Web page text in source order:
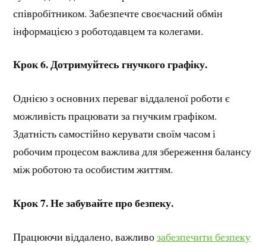
співробітником. Забезпечте своєчасний обмін
інформацією з роботодавцем та колегами.
Крок 6. Дотримуйтесь гнучкого графіку.
Однією з основних переваг віддаленої роботи є
можливість працювати за гнучким графіком.
Здатність самостійно керувати своїм часом і
робочим процесом важлива для збереження балансу
між роботою та особистим життям.
Крок 7. Не забувайте про безпеку.
Працюючи віддалено, важливо забезпечити безпеку